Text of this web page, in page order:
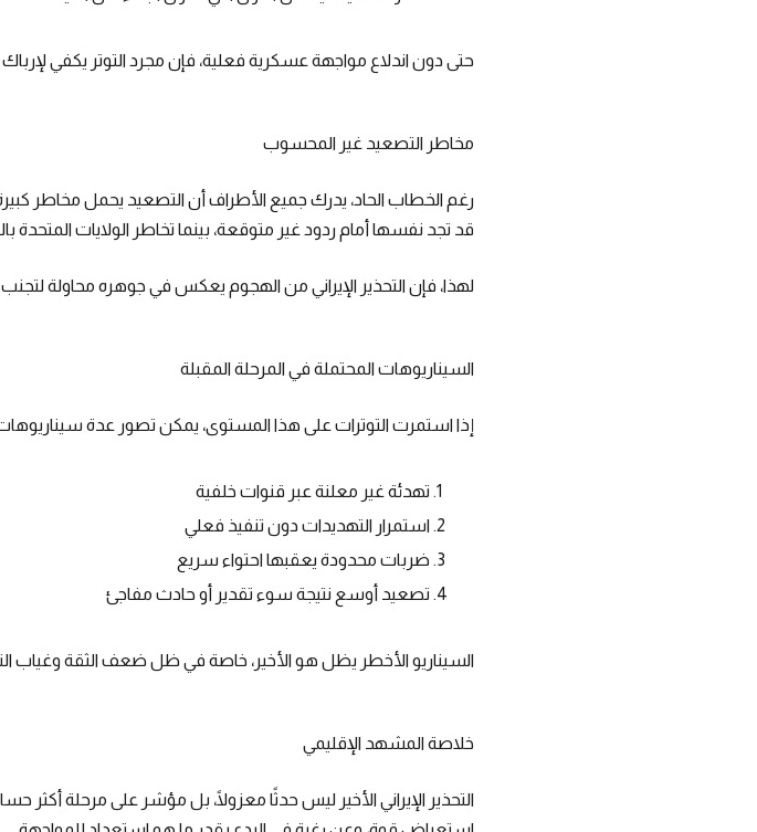
حتى دون اندلاع مواجهة عسكرية فعلية، فإن مجرد التوتر يكفي لإرباك
مخاطر التصعيد غير المحسوب
رغم الخطاب الحاد، يدرك جميع الأطراف أن التصعيد يحمل مخاطر
قد تجد نفسها أمام ردود غير متوقعة، بينما تخاطر الولايات
لهذا، فإن التحذير الإيراني من الهجوم يعكس في جوهره محاولة لتجنب
السيناريوهات المحتملة في المرحلة المقبلة
إذا استمرت التوترات على هذا المستوى، يمكن تصور عدة
تهدئة غير معلنة عبر قنوات خلفية
استمرار التهديدات دون تنفيذ فعلي
ضربات محدودة يعقبها احتواء سريع
تصعيد أوسع نتيجة سوء تقدير أو حادث مفاجئ
السيناريو الأخطر يظل هو الأخير، خاصة في ظل ضعف الثقة وغياب
خلاصة المشهد الإقليمي
التحذير الإيراني الأخير ليس حدثًا معزولًا، بل مؤشر على مرحلة